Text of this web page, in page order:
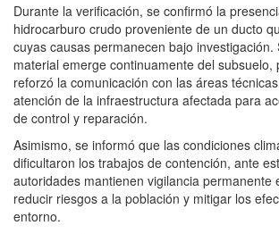
Durante la verificación, se confirmó la
hidrocarburo crudo proveniente de un ducto
cuyas causas permanecen bajo investigación.
material emerge continuamente del subsuelo,
reforzó la comunicación con las áreas
atención de la infraestructura afectada para
de control y reparación.
Asimismo, se informó que las condiciones
dificultaron los trabajos de contención, ante
autoridades mantienen vigilancia permanente
reducir riesgos a la población y mitigar los
entorno.